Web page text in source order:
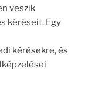
veszik
kéréseit. Egy
kérésekre, és